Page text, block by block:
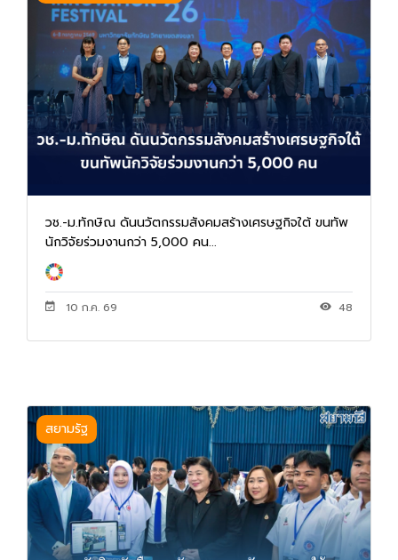
วช.-ม.ทักษิณ ดันนวัตกรรมสังคมสร้างเศรษฐกิจใต้ ขนทัพ
นักวิจัยร่วมงานกว่า 5,000 คน...
10 ก.ค. 69 48
สยามรัฐ